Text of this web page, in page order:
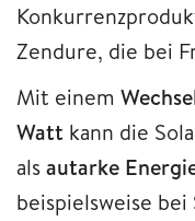
Zendure, die bei
Mit einem
Watt kann die
alsautarke
beispielsweise